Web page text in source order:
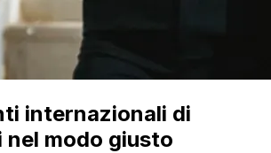
internazionali di
modo giusto